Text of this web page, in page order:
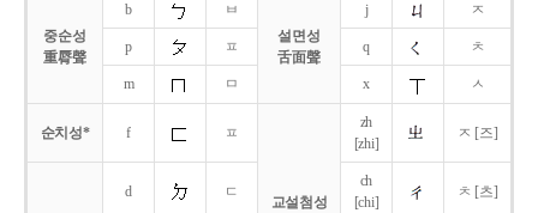
중순성
重脣聲
b
ㅂ
설면성
舌面聲
j ㅈ
p ㅍ q ㅊ
m ㅁ x ㅅ
순치성* f ㅍ
교설첨성
zh
[zhi]
ㅈ [즈]
d ㄷ
ch
[chi]
ㅊ [츠]